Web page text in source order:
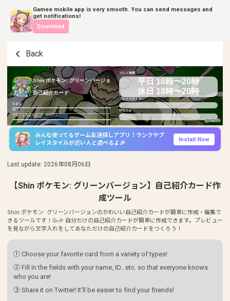
Gamee mobile app is very smooth. You can send messages and
get notifications!
Download
Back
Shin ポケモン: グリーンバージョ
ン
自己紹介カード
なまえ
ID
プラットフォーム
プレイ時間
平日 18時〜20時
休日 18時〜20時
プレイスタイル
ひとこと
みんな使ってるゲーム友達探しアプリ！ランクやプ
レイスタイルが近い人と遊べるよ🎉
Install Now
Last update: 2026年08月06日
【Shin ポケモン: グリーンバージョン】自己紹介カード作
成ツール
Shin ポケモン: グリーンバージョンのかわいい自己紹介カードが簡単に作成・編集で
きるツールです！🥳🎉 自分だけの自己紹介カードが簡単に作成できます。プレビュー
を見ながら文字入れをしてあなただけの自己紹介カードをつくろう！
① Choose your favorite card from a variety of types!
② Fill in the fields with your name, ID...etc. so that everyone knows
who you are!
③ Share it on Twitter! It'll be easier to find your friends!